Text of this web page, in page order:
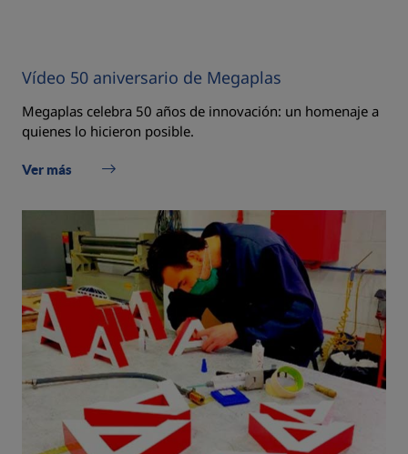
Vídeo 50 aniversario de Megaplas
Megaplas celebra 50 años de innovación: un homenaje a
quienes lo hicieron posible.
Ver más